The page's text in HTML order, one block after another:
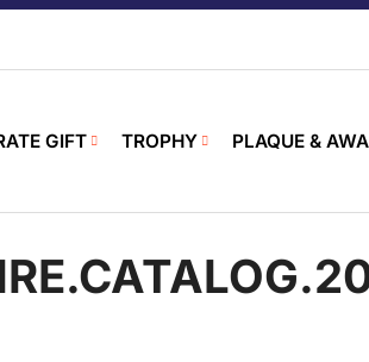
GIFT TROPHY PLAQUE &